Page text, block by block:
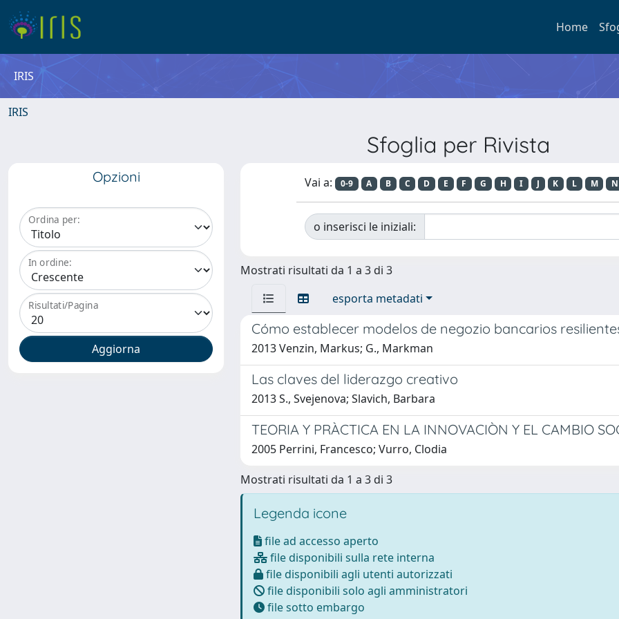
Home
IRIS
IRIS
Sfoglia per Rivista
Opzioni
Ordina per:
In ordine:
Risultati/Pagina
Vai a: 0-9 A B C D E F G H I J K L M N
o inserisci le iniziali:
Mostrati risultati da 1 a 3 di 3
esporta metadati
Cómo establecer modelos de negozio bancarios
2013 Venzin, Markus; G., Markman
Las claves del liderazgo creativo
2013 S., Svejenova; Slavich, Barbara
TEORIA Y PRÀCTICA EN LA INNOVACIÒN Y EL CAMBIO
2005 Perrini, Francesco; Vurro, Clodia
Mostrati risultati da 1 a 3 di 3
Legenda icone
file ad accesso aperto
file disponibili sulla rete interna
file disponibili agli utenti autorizzati
file disponibili solo agli amministratori
file sotto embargo